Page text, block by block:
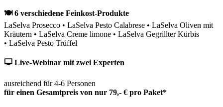
🍽 6 verschiedene Feinkost-Produkte
LaSelva Prosecco • LaSelva Pesto Calabrese • LaSelva Oliven mit
Kräutern • LaSelva Creme limone • LaSelva Gegrillter Kürbis
• LaSelva Pesto Trüffel
🖵 Live-Webinar mit zwei Experten
ausreichend für 4-6 Personen
für einen Gesamtpreis von nur 79,- € pro Paket*